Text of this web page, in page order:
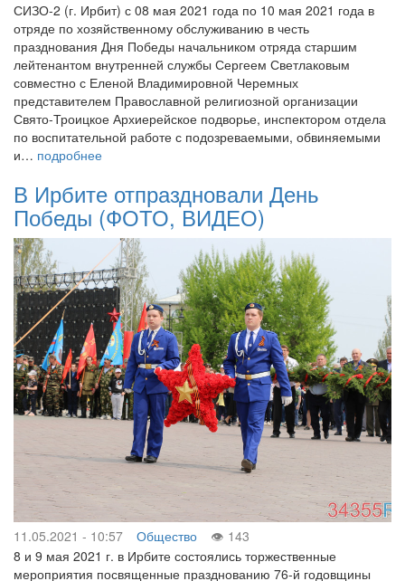
СИЗО-2 (г. Ирбит) с 08 мая 2021 года по 10 мая 2021 года в
отряде по хозяйственному обслуживанию в честь
празднования Дня Победы начальником отряда старшим
лейтенантом внутренней службы Сергеем Светлаковым
совместно с Еленой Владимировной Черемных
представителем Православной религиозной организации
Свято-Троицкое Архиерейское подворье, инспектором отдела
по воспитательной работе с подозреваемыми, обвиняемыми
и… подробнее
В Ирбите отпраздновали День
Победы (ФОТО, ВИДЕО)
11.05.2021 - 10:57 Общество
143
8 и 9 мая 2021 г. в Ирбите состоялись торжественные
мероприятия посвященные празднованию 76-й годовщины